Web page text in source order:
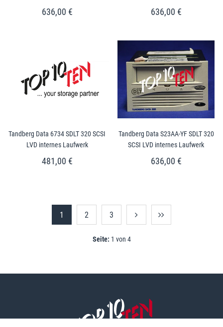
636,00 € 636,00 €
Tandberg Data 6734 SDLT 320 SCSI
LVD internes Laufwerk
481,00 €
Tandberg Data S23AA-YF SDLT 320
SCSI LVD internes Laufwerk
636,00 €
1 2 3
Seite: 1 von 4